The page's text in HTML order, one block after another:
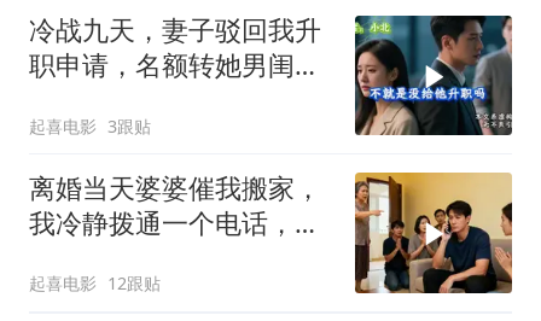
冷战九天，妻子驳回我升
职申请，名额转她男闺
起喜电影 3跟贴
离婚当天婆婆催我搬家，
我冷静拨通一个电话，全
起喜电影 12跟贴